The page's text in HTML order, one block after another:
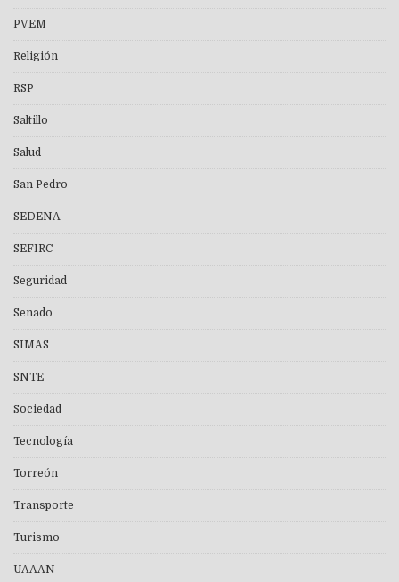
PVEM
Religión
RSP
Saltillo
Salud
San Pedro
SEDENA
SEFIRC
Seguridad
Senado
SIMAS
SNTE
Sociedad
Tecnología
Torreón
Transporte
Turismo
UAAAN